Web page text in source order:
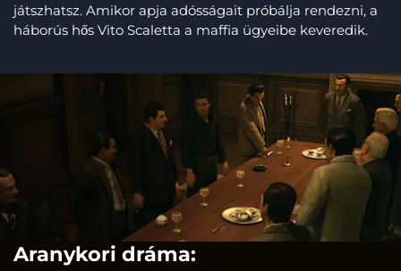
játszhatsz. Amikor apja adósságait próbálja rendezni, a
háborús hős Vito Scaletta a maffia ügyeibe keveredik.
Aranykori dráma: